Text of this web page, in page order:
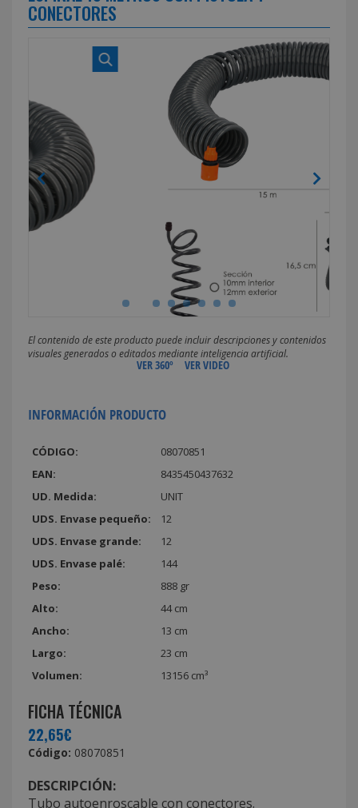
CONECTORES
El contenido de este producto puede incluir descripciones y contenidos
visuales generados o editados mediante inteligencia artificial.
VER 360º VER VIDEO
INFORMACIÓN PRODUCTO
CÓDIGO:
08070851
EAN:
8435450437632
UD. Medida:
UNIT
UDS. Envase pequeño:
12
UDS. Envase grande:
12
UDS. Envase palé:
144
Peso:
888 gr
Alto:
44 cm
Ancho:
13 cm
Largo:
23 cm
Volumen:
13156 cm³
FICHA TÉCNICA
22,65€
Código: 08070851
DESCRIPCIÓN:
Tubo autoenroscable con conectores.